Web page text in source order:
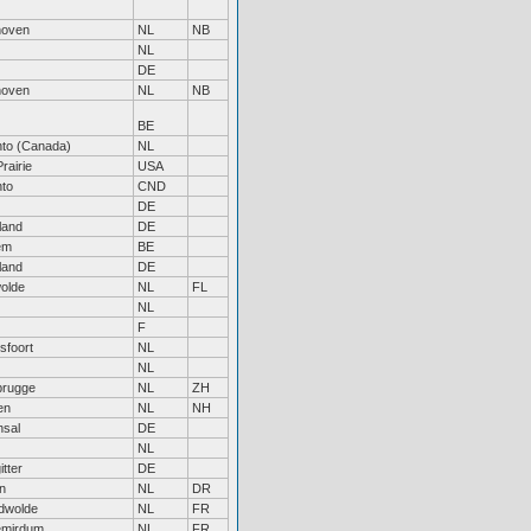
NL
NB
NL
DE
NL NB
BE
(Canada)
NL
USA
CND
DE
DE
BE
DE
NL
FL
NL
F
NL
NL
NL
ZH
NL
NH
DE
NL
DE
NL
DR
NL
FR